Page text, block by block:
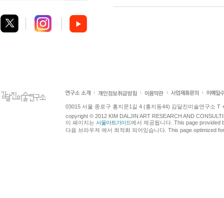
03015 서울 종로구 홍지문1길 4 (홍지동44) 김달진미술연구소 T
copyright © 2012 KIM DALJIN ART RESEARCH AND
이 페이지는 서울아트가이드에서 제공됩니다. This page provided
다음 브라우져 에서 최적화 되어있습니다. This page optimized